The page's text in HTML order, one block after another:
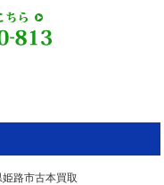
姫路市古本買取